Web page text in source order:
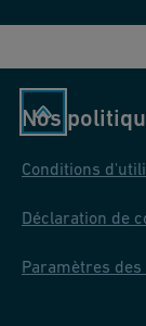
Nos
Conditions
Déclaration de
Paramètres des